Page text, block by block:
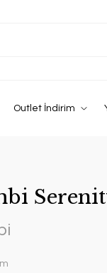
Outlet İndirim